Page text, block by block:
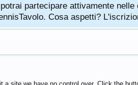
partecipare attivamente
Cosa aspetti?